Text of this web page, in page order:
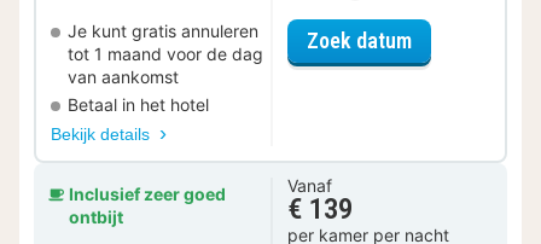
Je kunt gratis annuleren
tot 1 maand voor de dag
van aankomst
Betaal in het hotel
Bekijk details
Zoek datumvoor
Inclusief zeer goed
ontbijt
Vanaf
€ 139
per kamer per nacht